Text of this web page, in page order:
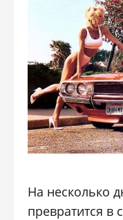
На несколько
превратится